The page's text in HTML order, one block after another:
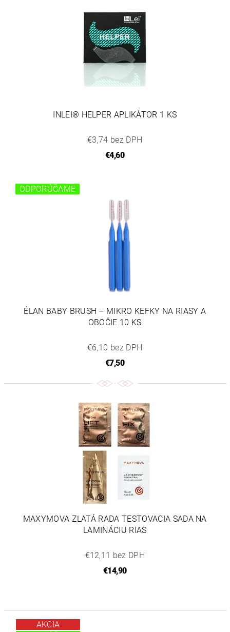
INLEI® HELPER APLIKÁTOR 1 KS
€3,74 bez DPH
€4,60
ODPORÚČAME
ÉLAN BABY BRUSH – MIKRO KEFKY NA RIASY A
OBOČIE 10 KS
€6,10 bez DPH
€7,50
MAXYMOVA ZLATÁ RADA TESTOVACIA SADA NA
LAMINÁCIU RIAS
€12,11 bez DPH
€14,90
AKCIA